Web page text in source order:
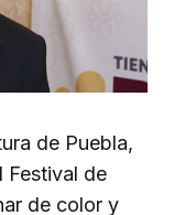
de Puebla,
Festival de
de color y